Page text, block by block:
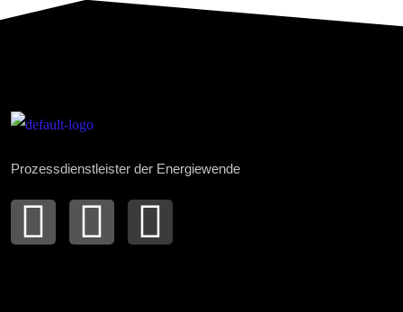
Prozessdienstleister der Energiewende